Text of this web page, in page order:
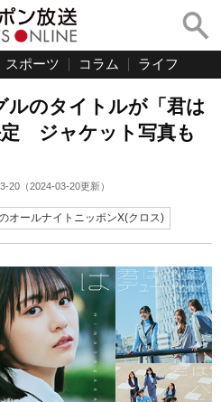
スポーツ コラム ライフ
ルのタイトルが「君は
ジャケット写真も
20 （2024-03-20更新）
オールナイトニッポンX(クロス)